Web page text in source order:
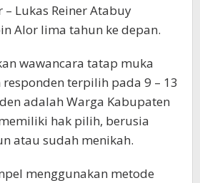
Lukas Reiner Atabuy
Alor lima tahun ke depan.
wawancara tatap muka
terpilih pada 9 – 13
adalah Warga Kabupaten
hak pilih, berusia
atau sudah menikah.
menggunakan metode